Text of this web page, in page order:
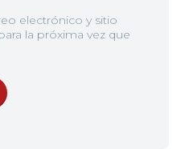
electrónico y sitio
la próxima vez que